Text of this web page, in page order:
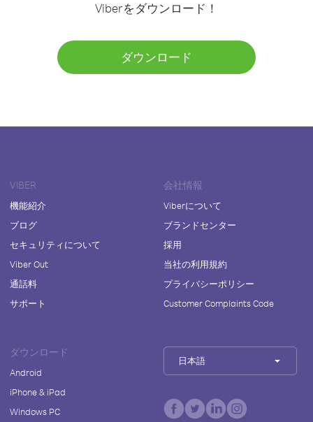
Viberをダウンロード！
ダウンロード
VIBER
機能紹介
ブログ
セキュリティについて
Viber Out
通話料
サポート
会社情報
Viberについて
ブランドセンター
採用
当社の利用規約
プライバシーポリシー
Customer Complaints Code
ダウンロード
Android
iPhone & iPad
Windows PC
日本語